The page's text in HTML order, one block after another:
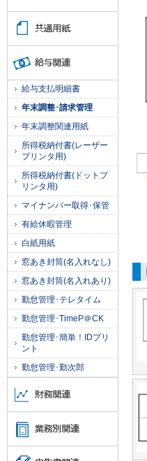
給与支払明細書
年末調整･請求管理
年末調整関連用紙
所得税納付書(レーザー
プリンタ用)
所得税納付書(ドットプ
リンタ用)
マイナンバー取得･保管
有給休暇管理
白紙用紙
窓あき封筒(名入れなし)
窓あき封筒(名入れあり)
勤怠管理･テレタイム
勤怠管理･TimeP＠CK
勤怠管理･簡単！IDプリ
ント
勤怠管理･勤次郎